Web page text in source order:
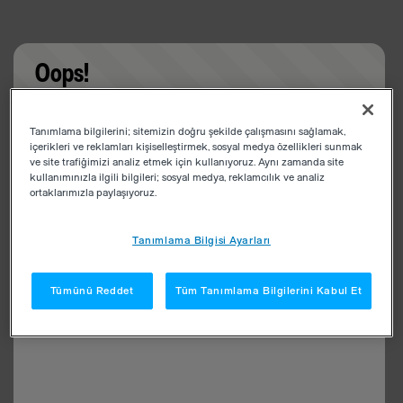
Oops!
app
Tanımlama bilgilerini; sitemizin doğru şekilde çalışmasını sağlamak,
içerikleri ve reklamları kişiselleştirmek, sosyal medya özellikleri sunmak
ve site trafiğimizi analiz etmek için kullanıyoruz. Aynı zamanda site
kullanımınızla ilgili bilgileri; sosyal medya, reklamcılık ve analiz
ortaklarımızla paylaşıyoruz.
Tanımlama Bilgisi Ayarları
Tümünü Reddet Tüm Tanımlama Bilgilerini Kabul Et